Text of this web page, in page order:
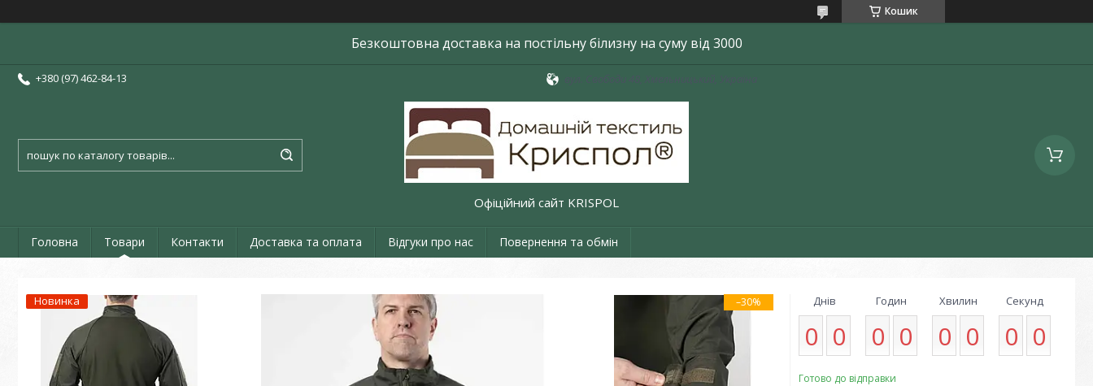
Кошик
Безкоштовна доставка на постільну білизну на суму від 3000
+380 (97) 462-84-13
Офіційний сайт KRISPOL
Головна Товари Контакти Доставка та оплата Відгуки про нас Повернення та обмін
Новинка –30% Днів
0 0
Годин
0 0
Хвилин
0 0
Секунд
0 0
Готово до відправки